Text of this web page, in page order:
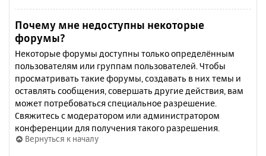
Почему мне недоступны некоторые
форумы?
Некоторые форумы доступны только определённым
пользователям или группам пользователей. Чтобы
просматривать такие форумы, создавать в них темы и
оставлять сообщения, совершать другие действия, вам
может потребоваться специальное разрешение.
Свяжитесь с модератором или администратором
конференции для получения такого разрешения.
Вернуться к началу